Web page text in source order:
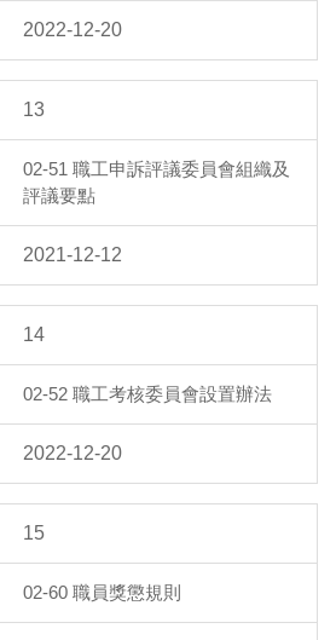
2022-12-20
13
02-51 職工申訴評議委員會組織及
評議要點
2021-12-12
14
02-52 職工考核委員會設置辦法
2022-12-20
15
02-60 職員獎懲規則